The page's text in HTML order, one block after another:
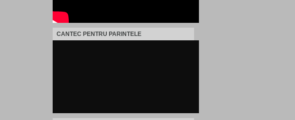
CANTEC PENTRU PARINTELE